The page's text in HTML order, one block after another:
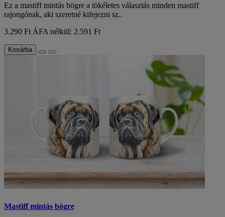
Ez a mastiff mintás bögre a tökéletes választás minden mastiff
rajongónak, aki szeretné kifejezni sz..
3.290 Ft ÁFA nélkül: 2.591 Ft
Kosárba
Mastiff mintás bögre